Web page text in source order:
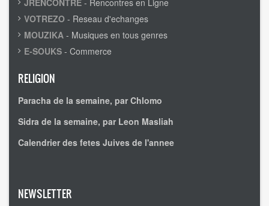
VOTREZO - Reseau d'echanges
MOUZIKA - Musiques en tous genres
E-SOUKS - Commerce
RELIGION
Paracha de la semaine, par Chlomo
Sidra de la semaine, par Leon Masliah
Calendrier des fetes Juives de l'annee
NEWSLETTER